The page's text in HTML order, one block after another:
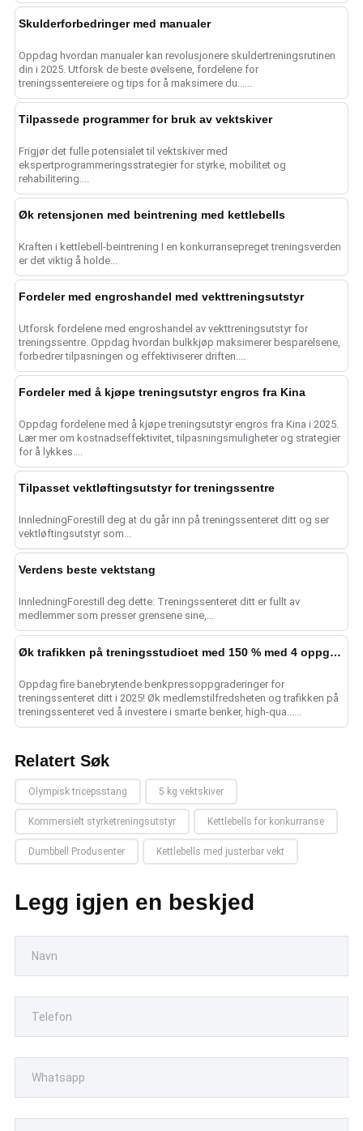
Skulderforbedringer med manualer
Oppdag hvordan manualer kan revolusjonere skuldertreningsrutinen
din i 2025. Utforsk de beste øvelsene, fordelene for
treningssentereiere og tips for å maksimere du......
Tilpassede programmer for bruk av vektskiver
Frigjør det fulle potensialet til vektskiver med
ekspertprogrammeringsstrategier for styrke, mobilitet og
rehabilitering....
Øk retensjonen med beintrening med kettlebells
Kraften i kettlebell-beintrening I en konkurransepreget treningsverden
er det viktig å holde...
Fordeler med engroshandel med vekttreningsutstyr
Utforsk fordelene med engroshandel av vekttreningsutstyr for
treningssentre. Oppdag hvordan bulkkjøp maksimerer besparelsene,
forbedrer tilpasningen og effektiviserer driften....
Fordeler med å kjøpe treningsutstyr engros fra Kina
Oppdag fordelene med å kjøpe treningsutstyr engros fra Kina i 2025.
Lær mer om kostnadseffektivitet, tilpasningsmuligheter og strategier
for å lykkes....
Tilpasset vektløftingsutstyr for treningssentre
InnledningForestill deg at du går inn på treningssenteret ditt og ser
vektløftingsutstyr som...
Verdens beste vektstang
InnledningForestill deg dette: Treningssenteret ditt er fullt av
medlemmer som presser grensene sine,...
Øk trafikken på treningsstudioet med 150 % med 4 oppgraderinger av benkpressen
Oppdag fire banebrytende benkpressoppgraderinger for
treningssenteret ditt i 2025! Øk medlemstilfredsheten og trafikken på
treningssenteret ved å investere i smarte benker, high-qua......
Relatert Søk
Olympisk tricepsstang 5 kg vektskiver
Kommersielt styrketreningsutstyr Kettlebells for konkurranse
Dumbbell Produsenter Kettlebells med justerbar vekt
Legg igjen en beskjed